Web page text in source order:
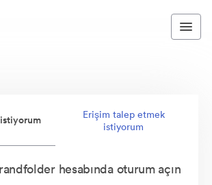
Erişim talep etmek
istiyorum
hesabında oturum açın